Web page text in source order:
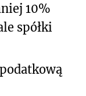
10%
spółki